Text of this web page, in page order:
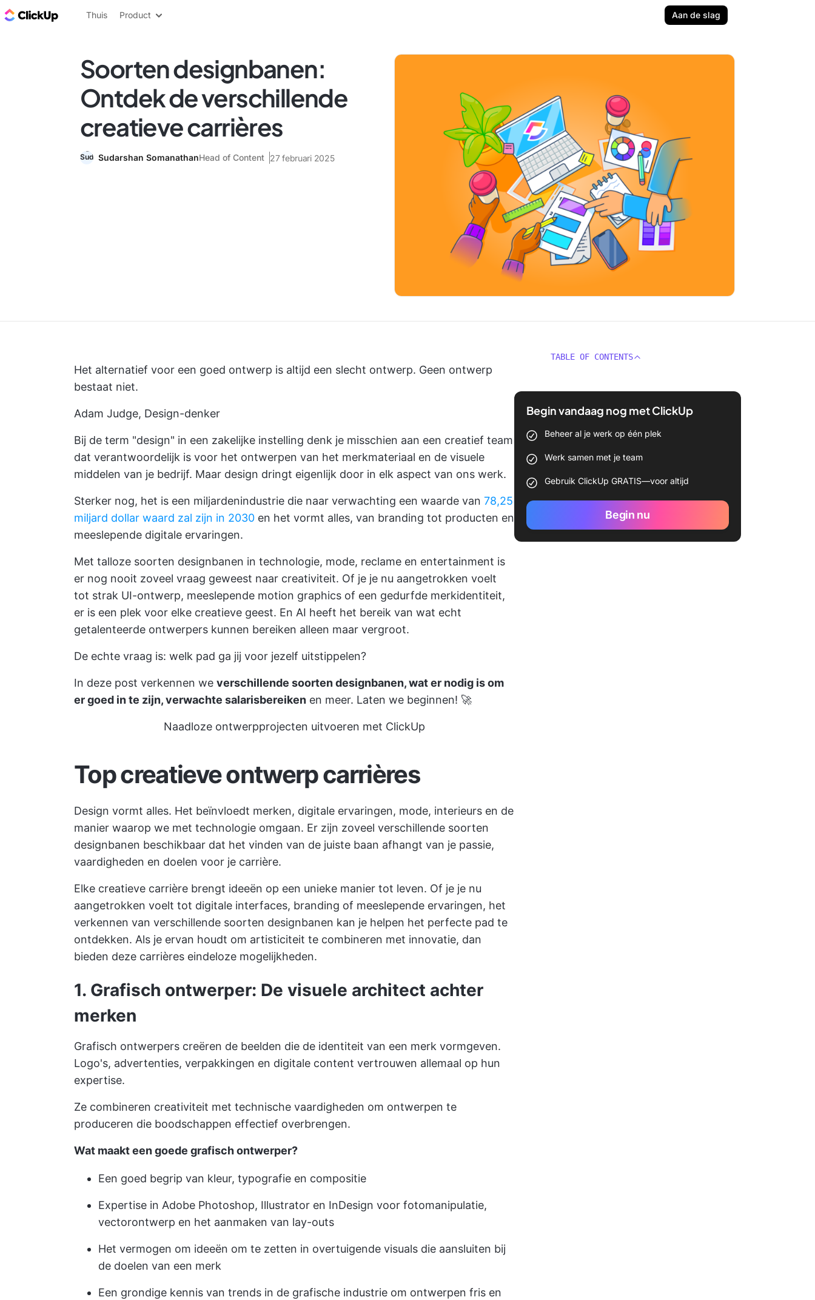
ClickUp Blog
Thuis Product Aan de slag
Soorten designbanen:
Ontdek de verschillende
creatieve carrières
Sudarshan SomanathanHead of Content 27 februari 2025
Het alternatief voor een goed ontwerp is altijd een slecht ontwerp. Geen ontwerp
bestaat niet.
Adam Judge, Design-denker
Bij de term "design" in een zakelijke instelling denk je misschien aan een creatief team
dat verantwoordelijk is voor het ontwerpen van het merkmateriaal en de visuele
middelen van je bedrijf. Maar design dringt eigenlijk door in elk aspect van ons werk.
Sterker nog, het is een miljardenindustrie die naar verwachting een waarde van 78,25
miljard dollar waard zal zijn in 2030 en het vormt alles, van branding tot producten en
meeslepende digitale ervaringen.
Met talloze soorten designbanen in technologie, mode, reclame en entertainment is
er nog nooit zoveel vraag geweest naar creativiteit. Of je je nu aangetrokken voelt
tot strak UI-ontwerp, meeslepende motion graphics of een gedurfde merkidentiteit,
er is een plek voor elke creatieve geest. En AI heeft het bereik van wat echt
getalenteerde ontwerpers kunnen bereiken alleen maar vergroot.
De echte vraag is: welk pad ga jij voor jezelf uitstippelen?
In deze post verkennen we verschillende soorten designbanen, wat er nodig is om
er goed in te zijn, verwachte salarisbereiken en meer. Laten we beginnen! 🚀
Naadloze ontwerpprojecten uitvoeren met ClickUp
Top creatieve ontwerp carrières
Design vormt alles. Het beïnvloedt merken, digitale ervaringen, mode, interieurs en de
manier waarop we met technologie omgaan. Er zijn zoveel verschillende soorten
designbanen beschikbaar dat het vinden van de juiste baan afhangt van je passie,
vaardigheden en doelen voor je carrière.
Elke creatieve carrière brengt ideeën op een unieke manier tot leven. Of je je nu
aangetrokken voelt tot digitale interfaces, branding of meeslepende ervaringen, het
verkennen van verschillende soorten designbanen kan je helpen het perfecte pad te
ontdekken. Als je ervan houdt om artisticiteit te combineren met innovatie, dan
bieden deze carrières eindeloze mogelijkheden.
1. Grafisch ontwerper: De visuele architect achter
merken
Grafisch ontwerpers creëren de beelden die de identiteit van een merk vormgeven.
Logo's, advertenties, verpakkingen en digitale content vertrouwen allemaal op hun
expertise.
Ze combineren creativiteit met technische vaardigheden om ontwerpen te
produceren die boodschappen effectief overbrengen.
Wat maakt een goede grafisch ontwerper?
Een goed begrip van kleur, typografie en compositie
Expertise in Adobe Photoshop, Illustrator en InDesign voor fotomanipulatie,
vectorontwerp en het aanmaken van lay-outs
Het vermogen om ideeën om te zetten in overtuigende visuals die aansluiten bij
de doelen van een merk
Een grondige kennis van trends in de grafische industrie om ontwerpen fris en
TABLE OF CONTENTS
Begin vandaag nog met ClickUp
Beheer al je werk op één plek
Werk samen met je team
Gebruik ClickUp GRATIS—voor altijd
Begin nu